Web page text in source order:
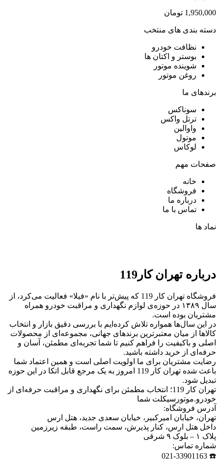
1,950,000 تومان
دسته بندی های منتخب
نظافت خودرو
بوستر و اکتان ها
شوینده موتور
روغن موتور
برندهای ما
سوناکس
ترتل واکس
واوالین
موتول
لوکاس
صفحات مهم
خانه
فروشگاه
درباره ما
تماس با ما
نماد ها
درباره تهران کار119
فروشگاه تهران کار 119 که پیش‌تر با نام «فیلا» فعالیت می‌کرد، از
سال ۱۳۸۹ در حوزه‌ی لوازم نگهداری و مراقبت خودرو همراه
مشتریان بوده است.
در این سال‌ها همواره تلاش کرده‌ایم با بررسی دقیق بازار و انتخاب
کالاها از میان معتبرترین برندهای جهانی، مجموعه‌ای از محصولات
اصلی و باکیفیت را فراهم کنیم تا شما تجربه‌ای مطمئن، آسان و
حرفه‌ای از خرید داشته باشید.
رضایت مشتریان برای ما اولویت اصلی است و همین اعتماد شما
باعث شده تهران کار 119 امروز به یک مرجع قابل اتکا در این حوزه
تبدیل شود.
تهران کار 119؛ انتخاب مطمئن برای نگهداری و مراقبت حرفه‌ای از
خودرو.موتورسیکلت شما
آدرس فروشگاه:
تهران، خیابان امیرکبیر، خیابان سعدی جدید، هتل ارس
داخل هتل ارس، کنار پذیرش، سمت راست، طبقه زیرزمین
پلاک ۱ – بلوک ۹ شرقی
شماره تماس:
☎️ 021-33901163